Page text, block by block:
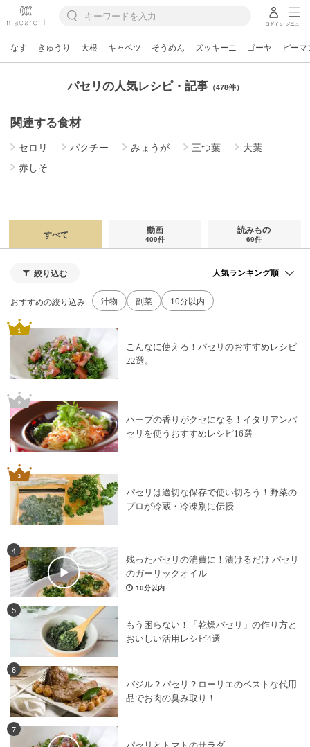
ログイン メニュー
なす きゅうり 大根 キャベツ そうめん ズッキーニ ゴーヤ ピーマ
パセリの人気レシピ・記事（478件）
関連する食材
セロリ パクチー みょうが 三つ葉
大葉
赤しそ
すべて 動画
409件
読みもの
69件
絞り込む
おすすめの絞り込み 汁物 副菜 10分以内
こんなに使える！パセリのおすすめレシピ
22選。
ハーブの香りがクセになる！イタリアンパ
セリを使うおすすめレシピ16選
パセリは適切な保存で使い切ろう！野菜の
プロが冷蔵・冷凍別に伝授
4
残ったパセリの消費に！漬けるだけ パセリ
のガーリックオイル
10分以内
5
もう困らない！「乾燥パセリ」の作り方と
おいしい活用レシピ4選
6
バジル？パセリ？ローリエのベストな代用
品でお肉の臭み取り！
7